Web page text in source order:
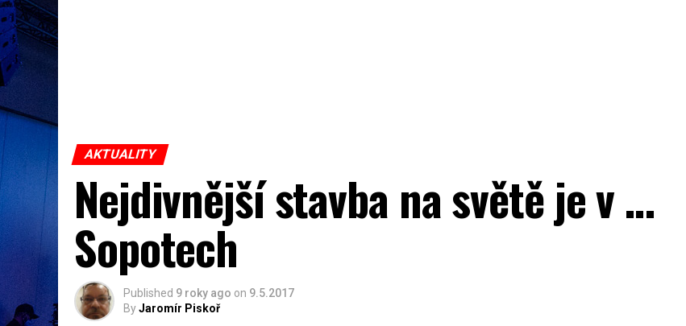
AKTUALITY
Nejdivnější stavba na světě je v …
Sopotech
Published 9 roky ago on 9.5.2017
ByJaromír Piskoř